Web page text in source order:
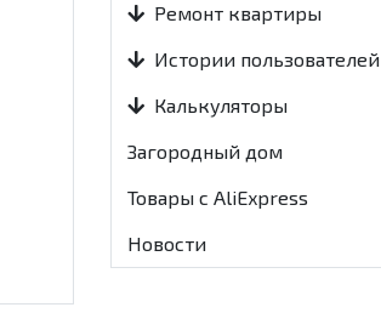
Ремонт квартиры
Истории пользователей
Калькуляторы
Загородный дом
Товары с AliExpress
Новости